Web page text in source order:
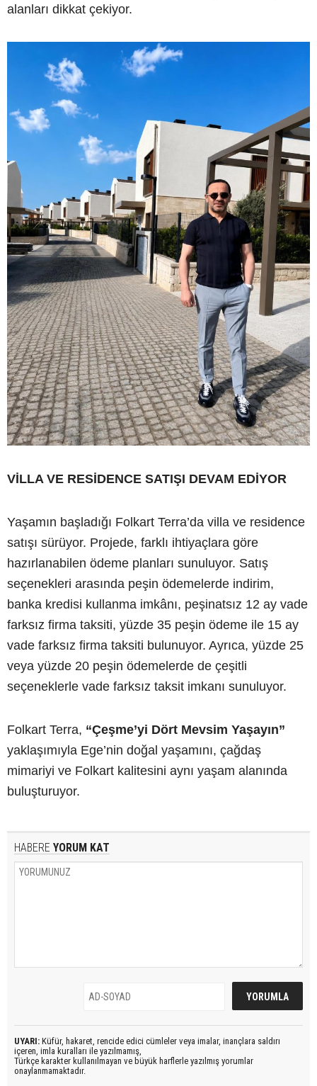
alanları dikkat çekiyor.
VİLLA VE RESİDENCE SATIŞI DEVAM EDİYOR
Yaşamın başladığı Folkart Terra’da villa ve residence
satışı sürüyor. Projede, farklı ihtiyaçlara göre
hazırlanabilen ödeme planları sunuluyor. Satış
seçenekleri arasında peşin ödemelerde indirim,
banka kredisi kullanma imkânı, peşinatsız 12 ay vade
farksız firma taksiti, yüzde 35 peşin ödeme ile 15 ay
vade farksız firma taksiti bulunuyor. Ayrıca, yüzde 25
veya yüzde 20 peşin ödemelerde de çeşitli
seçeneklerle vade farksız taksit imkanı sunuluyor.
Folkart Terra, “Çeşme’yi Dört Mevsim Yaşayın”
yaklaşımıyla Ege’nin doğal yaşamını, çağdaş
mimariyi ve Folkart kalitesini aynı yaşam alanında
buluşturuyor.
HABERE YORUM KAT
UYARI: Küfür, hakaret, rencide edici cümleler veya imalar, inançlara saldırı
içeren, imla kuralları ile yazılmamış,
Türkçe karakter kullanılmayan ve büyük harflerle yazılmış yorumlar
onaylanmamaktadır.